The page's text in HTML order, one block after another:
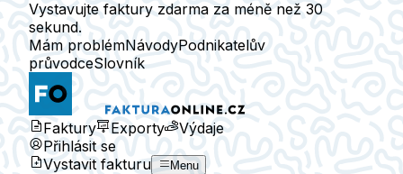
Vystavujte faktury zdarma za méně než 30
sekund.
Mám problémNávodyPodnikatelův
průvodceSlovník
Faktury Exporty
Výdaje
Přihlásit se
Vystavit fakturu
Menu